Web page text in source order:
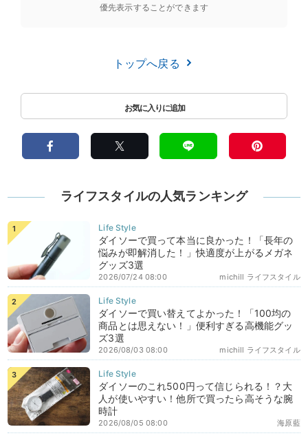
優先表示することができます
トップへ戻る
ライフスタイルの人気ランキング
ダイソーで買って本当に良かった！「長年の
悩みが即解消した！」快適度が上がるメガネ
グッズ3選
michill ライフスタイル
2026/07/24 08:00
ダイソーで買い替えてよかった！「100均の
商品とは思えない！」便利すぎる高機能グッ
ズ3選
michill ライフスタイル
2026/08/03 08:00
ダイソーのこれ500円って信じられる！？大
人が使いやすい！他所で買ったら高そうな腕
時計
海原藍
2026/08/05 08:00